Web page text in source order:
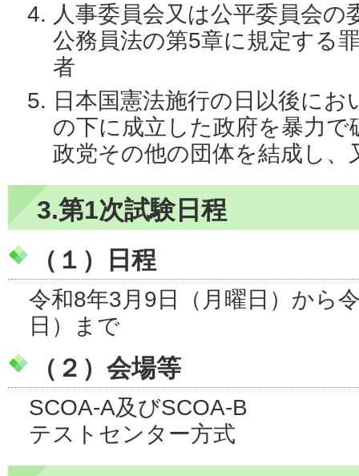
人事委員会又は公平委員会
公務員法の第5章に規定する
者
日本国憲法施行の日以後に
の下に成立した政府を暴力
政党その他の団体を結成し
3.第1次試験日程
（１）日程
令和8年3月9日（月曜日）から
日）まで
（２）会場等
SCOA-A及びSCOA-B
テストセンター方式